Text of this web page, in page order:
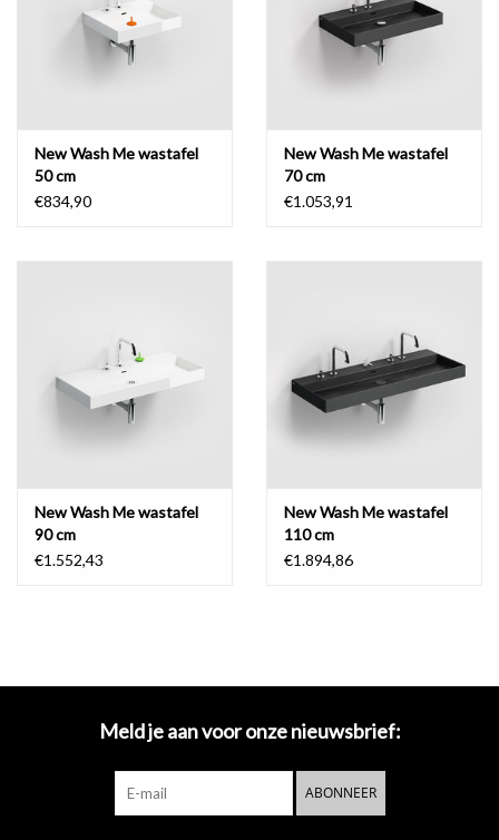
New Wash Me wastafel
50 cm
€834,90
New Wash Me wastafel
70 cm
€1.053,91
New Wash Me wastafel
90 cm
€1.552,43
New Wash Me wastafel
110 cm
€1.894,86
Meld je aan voor onze nieuwsbrief:
ABONNEER